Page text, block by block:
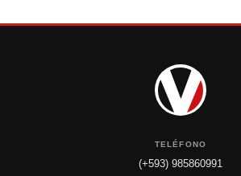
TELÉFONO
(+593) 985860991